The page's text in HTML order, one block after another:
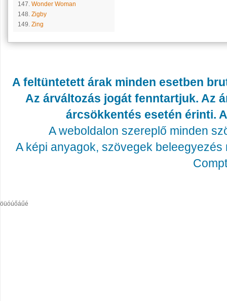
147. Wonder Woman
148. Zigby
149. Zing
A feltüntetett árak minden esetben
Az árváltozás jogát fenntartjuk. Az
árcsökkentés esetén érinti.
A weboldalon szereplő minden
A képi anyagok, szövegek
öüóúőáűé